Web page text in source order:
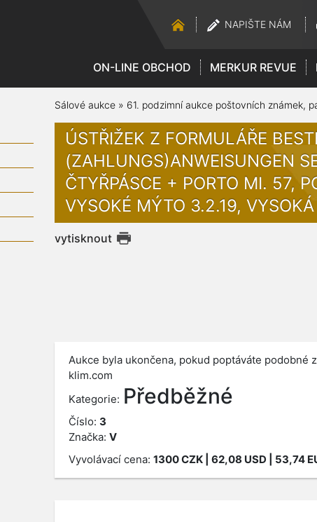
NAPIŠTE NÁM
ON-LINE OBCHOD MERKUR REVUE
Sálové aukce» 61. podzimní aukce poštovních známek,
ÚSTŘIŽEK Z FORMULÁŘE
(ZAHLUNGS)ANWEISUNGEN
ČTYŘPÁSCE + PORTO MI. 57,
VYSOKÉ MÝTO 3.2.19,
vytisknout
Aukce byla ukončena, pokud poptáváte podobné
klim.com
Kategorie: Předběžné
Číslo: 3
Značka: V
Vyvolávací cena: 1300CZK| 62,08 USD | 53,74